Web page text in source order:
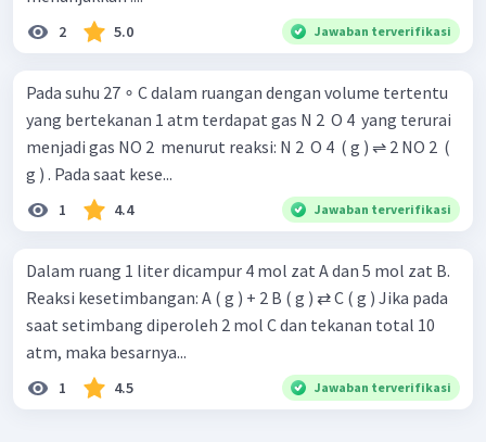
2 5.0 Jawaban terverifikasi
Pada suhu 27 ∘ C dalam ruangan dengan volume tertentu
yang bertekanan 1 atm terdapat gas N 2 ​ O 4 ​ yang terurai
menjadi gas NO 2 ​ menurut reaksi: N 2 ​ O 4 ​ ( g ) ⇌ 2 NO 2 ​ (
g ) . Pada saat kese...
1 4.4 Jawaban terverifikasi
Dalam ruang 1 liter dicampur 4 mol zat A dan 5 mol zat B.
Reaksi kesetimbangan: A ( g ) + 2 B ( g ) ⇄ C ( g ) Jika pada
saat setimbang diperoleh 2 mol C dan tekanan total 10
atm, maka besarnya...
1 4.5 Jawaban terverifikasi